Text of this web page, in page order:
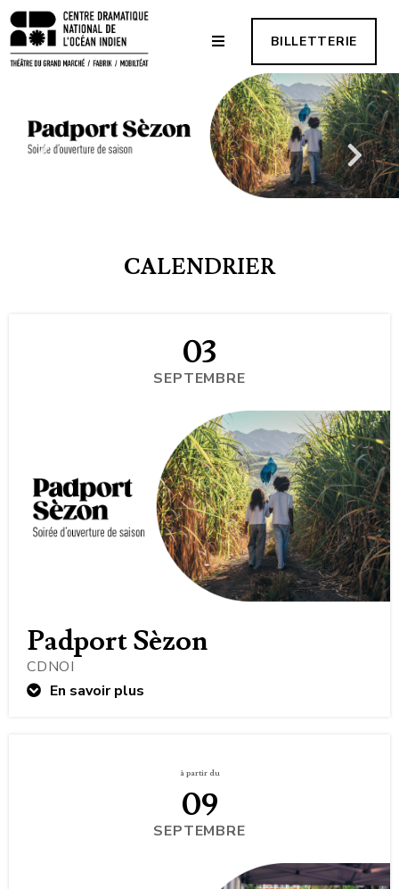
BILLETTERIE
CALENDRIER
03
SEPTEMBRE
Padport Sèzon
CDNOI
En savoir plus
à partir du
09
SEPTEMBRE